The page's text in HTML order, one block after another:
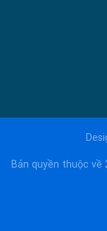
Bản quyền thuộc về